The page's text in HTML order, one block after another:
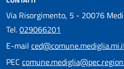
Via Risorgimento, 5 - 20076
Tel.029066201
E-mail
PEC